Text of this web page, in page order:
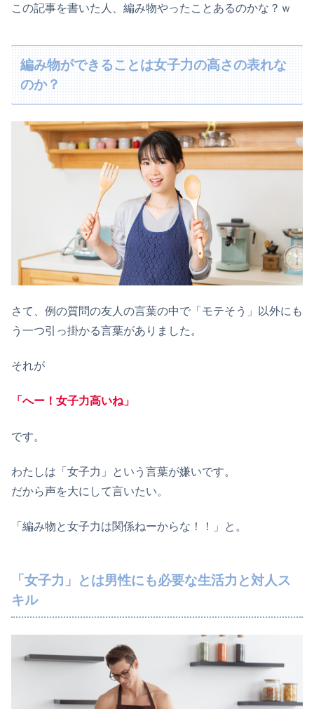
この記事を書いた人、編み物やったことあるのかな？ｗ
編み物ができることは女子力の高さの表れな
のか？
さて、例の質問の友人の言葉の中で「モテそう」以外にも
う一つ引っ掛かる言葉がありました。
それが
「へー！女子力高いね」
です。
わたしは「女子力」という言葉が嫌いです。
だから声を大にして言いたい。
「編み物と女子力は関係ねーからな！！」と。
「女子力」とは男性にも必要な生活力と対人ス
キル